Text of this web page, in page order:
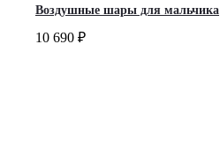
Воздушные шары для мальчика
10 690 ₽